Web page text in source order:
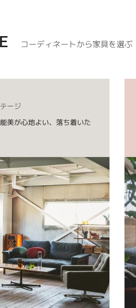
コーディネートから家具を選ぶ
ージ
美が心地よい、落ち着いた